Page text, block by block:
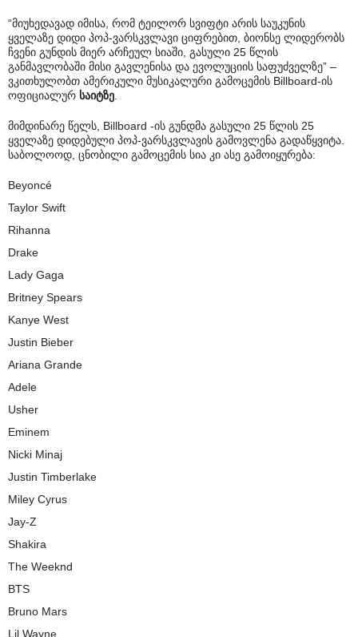
“მიუხედავად იმისა, რომ ტეილორ სვიფტი არის საუკუნის
ყველაზე დიდი პოპ-ვარსკვლავი ციფრებით, ბიონსე ლიდერობს
ჩვენი გუნდის მიერ არჩეულ სიაში, გასული 25 წლის
განმავლობაში მისი გავლენისა და ევოლუციის საფუძველზე” –
ვკითხულობთ ამერიკული მუსიკალური გამოცემის Billboard-ის
ოფიციალურ საიტზე
მიმდინარე წელს, Billboard -ის გუნდმა გასული 25 წლის 25
ყველაზე დიდებული პოპ-ვარსკვლავის გამოვლენა გადაწყვიტა.
საბოლოოდ, ცნობილი გამოცემის სია კი ასე გამოიყურება:
Beyoncé
Taylor Swift
Rihanna
Drake
Lady Gaga
Britney Spears
Kanye West
Justin Bieber
Ariana Grande
Adele
Usher
Eminem
Nicki Minaj
Justin Timberlake
Miley Cyrus
Jay-Z
Shakira
The Weeknd
BTS
Bruno Mars
Lil Wayne